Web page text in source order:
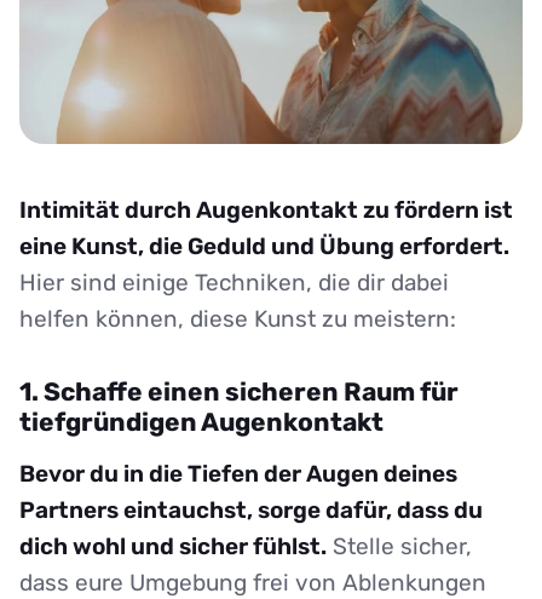
Intimität durch Augenkontakt zu fördern ist
eine Kunst, die Geduld und Übung erfordert.
Hier sind einige Techniken, die dir dabei
helfen können, diese Kunst zu meistern:
1. Schaffe einen sicheren Raum für
tiefgründigen Augenkontakt
Bevor du in die Tiefen der Augen deines
Partners eintauchst, sorge dafür, dass du
dich wohl und sicher fühlst. Stelle sicher,
dass eure Umgebung frei von Ablenkungen